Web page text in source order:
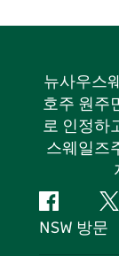
뉴사우스
호주 원주
로 인정하
스웨일즈
페
이
지
NSW 방문